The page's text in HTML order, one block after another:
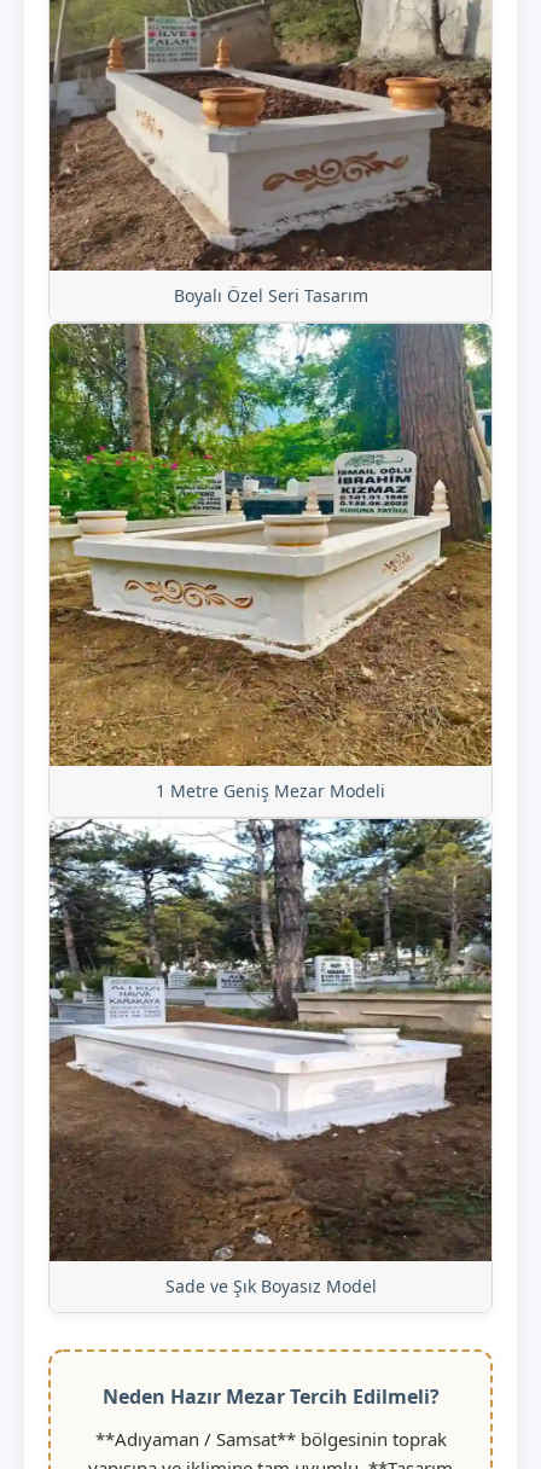
Boyalı Özel Seri Tasarım
1 Metre Geniş Mezar Modeli
Sade ve Şık Boyasız Model
Neden Hazır Mezar Tercih Edilmeli?
**Adıyaman / Samsat** bölgesinin toprak